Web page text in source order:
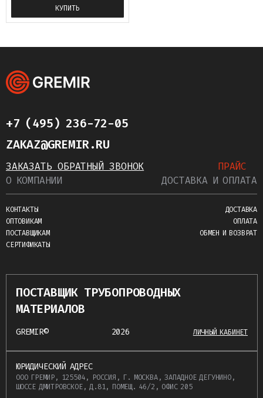
КУПИТЬ
+7 (495) 236-72-05
ZAKAZ@GREMIR.RU
ЗАКАЗАТЬ ОБРАТНЫЙ ЗВОНОК
ПРАЙС
О КОМПАНИИ
КОНТАКТЫ
ОПТОВИКАМ
ПОСТАВЩИКАМ
СЕРТИФИКАТЫ
ДОСТАВКА И ОПЛАТА
ДОСТАВКА
ОПЛАТА
ОБМЕН И ВОЗВРАТ
ПОСТАВЩИК ТРУБОПРОВОДНЫХ
МАТЕРИАЛОВ
GREMIR© 2026 ЛИЧНЫЙ КАБИНЕТ
ЮРИДИЧЕСКИЙ АДРЕС
ООО ГРЕМИР, 125504, РОССИЯ, Г. МОСКВА, ЗАПАДНОЕ ДЕГУНИНО,
ШОССЕ ДМИТРОВСКОЕ, Д.81, ПОМЕЩ. 46/2, ОФИС 205